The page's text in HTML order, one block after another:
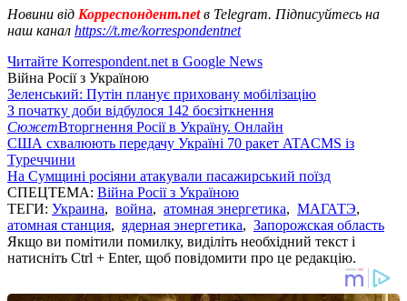
Новини від Корреспондент.netв Telegram. Підписуйтесь на
наш канал https://t.me/korrespondentnet
Читайте Korrespondent.net в Google News
Війна Росії з Україною
Зеленський: Путін планує приховану мобілізацію
З початку доби відбулося 142 боєзіткнення
СюжетВторгнення Росії в Україну. Онлайн
США схвалюють передачу Україні 70 ракет ATACMS із
Туреччини
На Сумщині росіяни атакували пасажирський поїзд
СПЕЦТЕМА: Війна Росії з Україною
ТЕГИ: Украина, война, атомная энергетика, МАГАТЭ,
атомная станция, ядерная энергетика, Запорожская область
Якщо ви помітили помилку, виділіть необхідний текст і
натисніть Ctrl + Enter, щоб повідомити про це редакцію.